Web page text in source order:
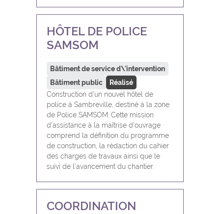
HÔTEL DE POLICE
SAMSOM
Bâtiment de service d\'intervention
Bâtiment public
Réalisé
Construction d'un nouvel hôtel de
police à Sambreville, destiné à la zone
de Police SAMSOM. Cette mission
d'assistance à la maîtrise d'ouvrage
comprend la définition du programme
de construction, la rédaction du cahier
des charges de travaux ainsi que le
suivi de l'avancement du chantier.
COORDINATION